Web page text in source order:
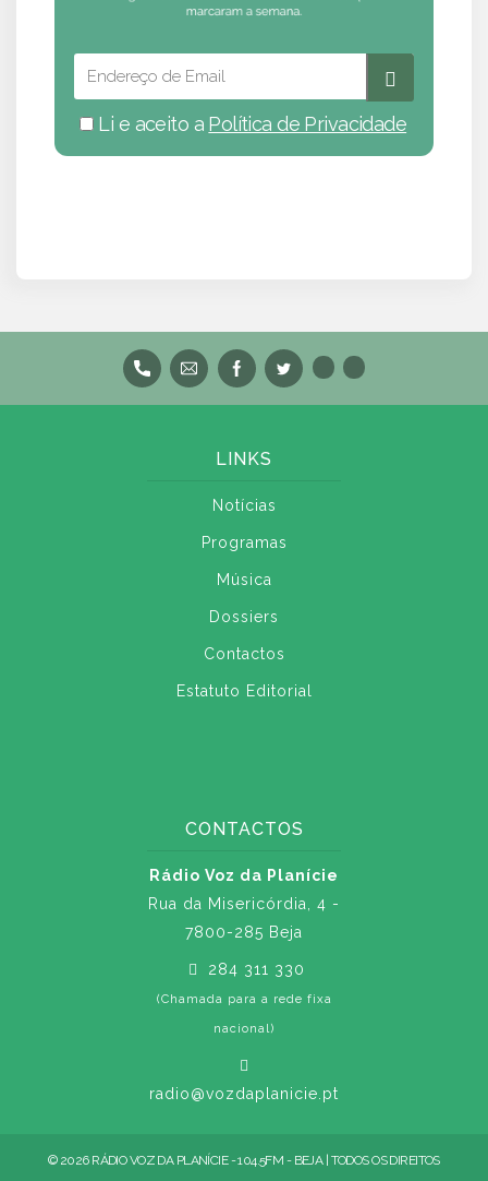
Li e aceito a Política de Privacidade
LINKS
Notícias
Programas
Música
Dossiers
Contactos
Estatuto Editorial
CONTACTOS
Rádio Voz da Planície
Rua da Misericórdia, 4 -
7800-285 Beja
284 311 330
(Chamada para a rede fixa
nacional)
radio@vozdaplanicie.pt
© 2026 RÁDIO VOZ DA PLANÍCIE - 104.5FM - BEJA | TODOS OS DIREITOS